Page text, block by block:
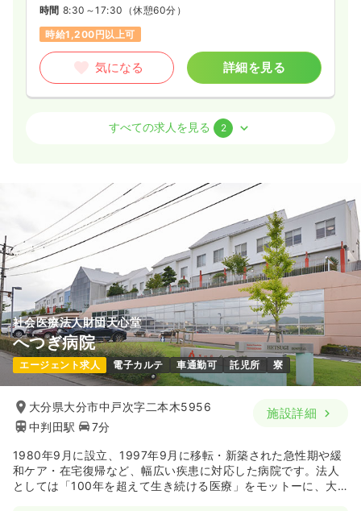
給与 19.7〜26.7 万円/月 賞与3.8ヶ月
※一例
時間 8:30～17:30（休憩60分）
4週8休以上
月給26万円以上可
気になる 詳細を見る
時間 8:30～17:30 （休憩60分）
時給1,200円以上可
気になる 詳細を見る
正・准看護師
22.3〜27.0万円/月 賞与5ヶ月
※一例
時間 8:00～17:00 （休憩60分）
日曜休み
4週8休以上 月給27万円以上可
気になる 詳細を見る
日勤のみ（パート）
給与 時給1,100〜1,200円
時間 8:00～17:00（休憩60分）
日曜休み
時給1,200円以上可
気になる 詳細を見る
すべての求人を見る 2
社会医療法人財団天心堂
へつぎ病院
エージェント求人 電子カルテ 車通勤可 託児所 寮
大分県大分市中戸次字二本木5956
中判田駅
7分
施設詳細
1980年9月に設立、1997年9月に移転・新築された急性期や緩
和ケア・在宅復帰など、幅広い疾患に対応した病院です。法人
としては「100年を超えて生き続ける医療」をモットーに、大